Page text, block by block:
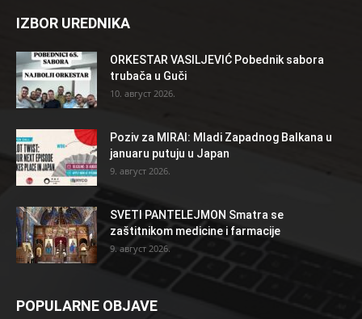
IZBOR UREDNIKA
ORKESTAR VASILJEVIĆ Pobednik sabora
trubača u Guči
10. август 2026.
Poziv za MIRAI: Mladi Zapadnog Balkana u
januaru putuju u Japan
9. август 2026.
SVETI PANTELEJMON Smatra se
zaštitnikom medicine i farmacije
9. август 2026.
POPULARNE OBJAVE